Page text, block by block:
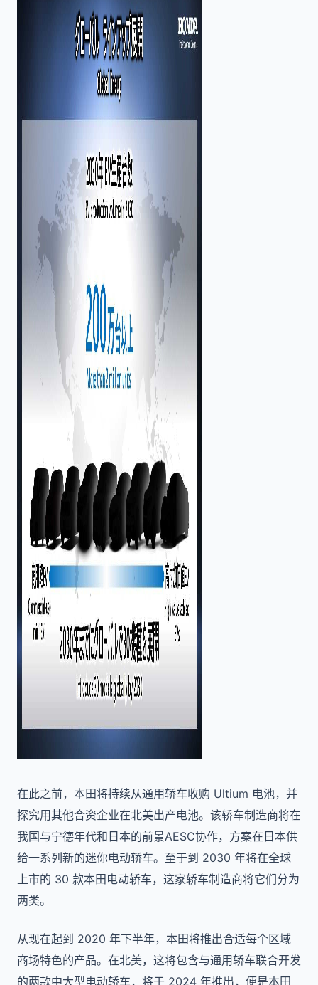
在此之前，本田将持续从通用轿车收购 Ultium 电池，并
探究用其他合资企业在北美出产电池。该轿车制造商将在
我国与宁德年代和日本的前景AESC协作，方案在日本供
给一系列新的迷你电动轿车。至于到 2030 年将在全球
上市的 30 款本田电动轿车，这家轿车制造商将它们分为
两类。
从现在起到 2020 年下半年，本田将推出合适每个区域
商场特色的产品。在北美，这将包含与通用轿车联合开发
的两款中大型电动轿车，将于 2024 年推出，便是本田